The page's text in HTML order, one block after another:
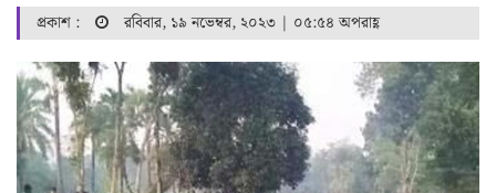
প্রকাশ : রবিবার, ১৯ নভেম্বর, ২০২৩ | ০৫:৫৪ অপরাহ্ণ